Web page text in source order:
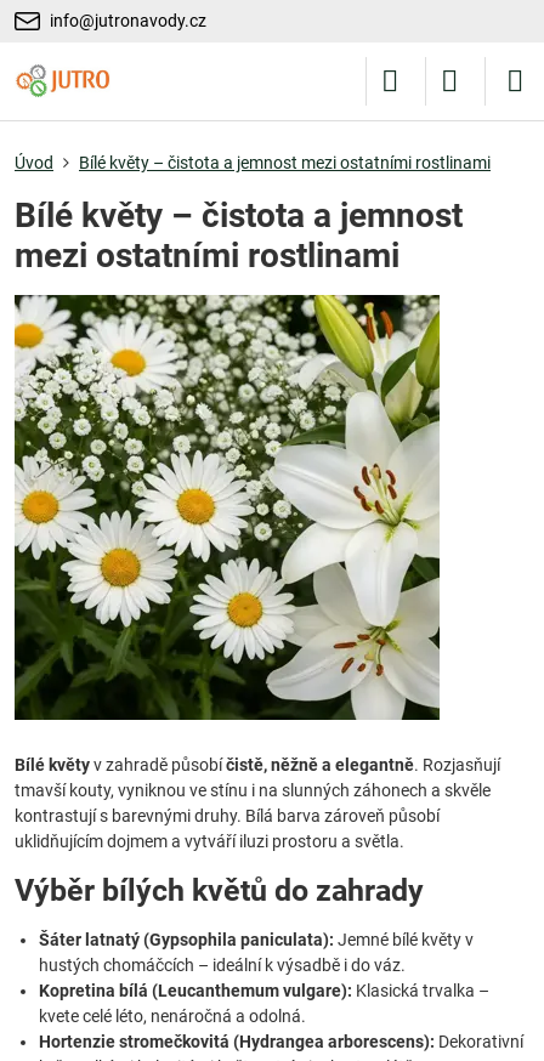
info@jutronavody.cz
Úvod Bílé květy – čistota a jemnost mezi ostatními rostlinami
Bílé květy – čistota a jemnost
mezi ostatními rostlinami
Bílé květyv zahradě působíčistě, něžně a elegantně. Rozjasňují
tmavší kouty, vyniknou ve stínu i na slunných záhonech a skvěle
kontrastují s barevnými druhy. Bílá barva zároveň působí
uklidňujícím dojmem a vytváří iluzi prostoru a světla.
Výběr bílých květů do zahrady
Šáter latnatý (Gypsophila paniculata): Jemné bílé květy v
hustých chomáčcích – ideální k výsadbě i do váz.
Kopretina bílá (Leucanthemum vulgare): Klasická trvalka –
kvete celé léto, nenáročná a odolná.
Hortenzie stromečkovitá (Hydrangea arborescens): Dekorativní